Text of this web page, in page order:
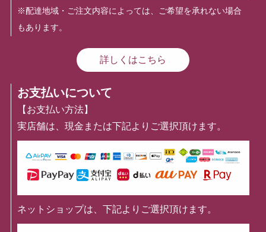
※配達地域・ご注文内容によっては、ご希望を承れない場合
もあります。
詳しくはこちら
お支払いについて
【お支払い方法】
実店舗は、現金または下記よりご選択頂けます。
ネットショップは、下記よりご選択頂けます。